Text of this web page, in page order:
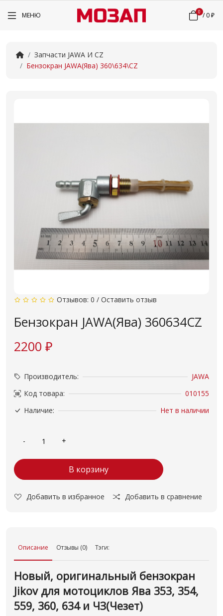
МЕНЮ 0 /0 ₽
Запчасти JAWA И CZ
Бензокран JAWA(Ява) 360\634\CZ
Отзывов: 0 / Оставить отзыв
Бензокран JAWA(Ява) 360634CZ
2200 ₽
Производитель:
JAWA
Код товара:
010155
Наличие:
Нет в наличии
В корзину
Добавить в избранное Добавить в сравнение
Описание Отзывы (0) Тэги:
Новый, оригинальный бензокран
Jikov для мотоциклов Ява 353, 354,
559, 360, 634 и ЧЗ(Чезет)